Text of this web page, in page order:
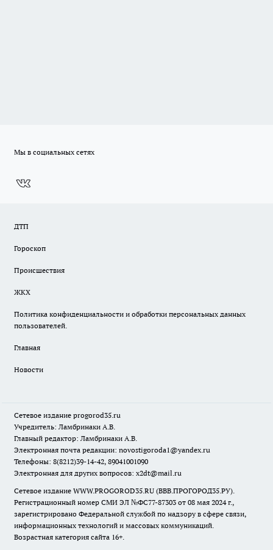
Мы в социальных сетях
ДТП
Гороскоп
Происшествия
ЖКХ
Политика конфиденциальности и обработки персональных данных
пользователей.
Главная
Новости
Сетевое издание progorod35.ru
Учредитель: Ламбринаки А.В.
Главный редактор: Ламбринаки А.В.
Электронная почта редакции: novostigoroda1@yandex.ru
Телефоны: 8(8212)39-14-42, 89041001090
Электронная для других вопросов: x2dt@mail.ru
Сетевое издание WWW.PROGOROD35.RU (ВВВ.ПРОГОРОД35.РУ).
Регистрационный номер СМИ ЭЛ №ФС77-87303 от 08 мая 2024 г.,
зарегистрировано Федеральной службой по надзору в сфере связи,
информационных технологий и массовых коммуникаций.
Возрастная категория сайта 16+.